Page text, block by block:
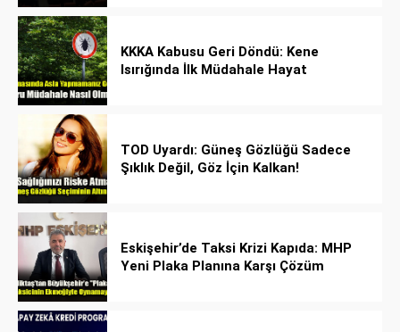
KKKA Kabusu Geri Döndü: Kene
Isırığında İlk Müdahale Hayat
TOD Uyardı: Güneş Gözlüğü Sadece
Şıklık Değil, Göz İçin Kalkan!
Eskişehir’de Taksi Krizi Kapıda: MHP
Yeni Plaka Planına Karşı Çözüm